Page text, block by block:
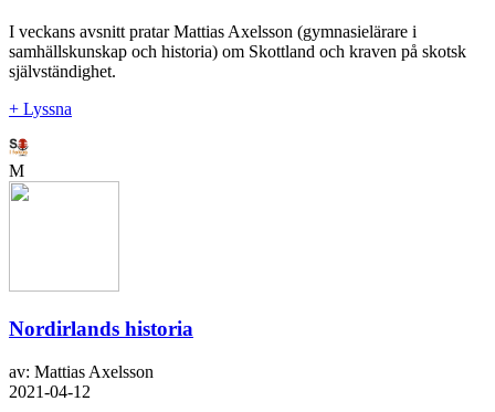
I veckans avsnitt pratar Mattias Axelsson (gymnasielärare i
samhällskunskap och historia) om Skottland och kraven på skotsk
självständighet.
+ Lyssna
M
Nordirlands historia
av: Mattias Axelsson
2021-04-12